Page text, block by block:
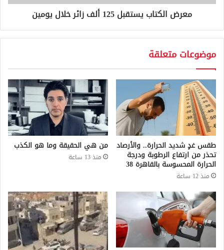
معرض الكتاب يستقبل 125 ألف زائر خلال يومين
موضوعات متعلقة
طقس غدٍ شديد الحرارة.. والأرصاد
تحذر من ارتفاع الرطوبة ودرجة
الحرارة المحسوسة بالقاهرة 38
منذ 12 ساعة
من هي الحقيقة وما هو الكذب
منذ 13 ساعة